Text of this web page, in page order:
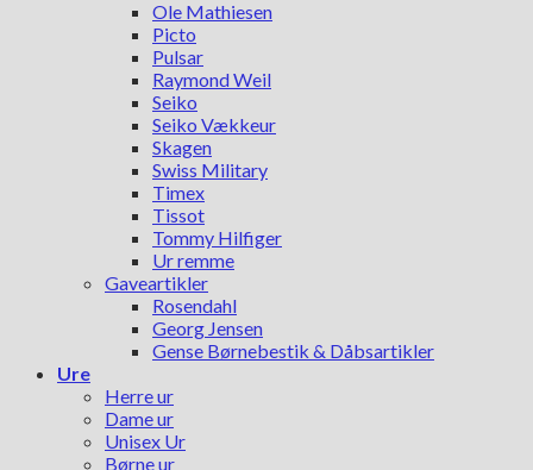
Ole Mathiesen
Picto
Pulsar
Raymond Weil
Seiko
Seiko Vækkeur
Skagen
Swiss Military
Timex
Tissot
Tommy Hilfiger
Ur remme
Gaveartikler
Rosendahl
Georg Jensen
Gense Børnebestik & Dåbsartikler
Ure
Herre ur
Dame ur
Unisex Ur
Børne ur